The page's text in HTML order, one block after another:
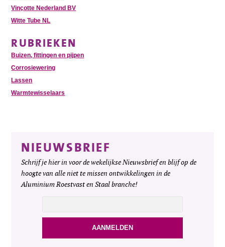
Vinçotte Nederland BV
Witte Tube NL
RUBRIEKEN
Buizen, fittingen en pijpen
Corrosiewering
Lassen
Warmtewisselaars
NIEUWSBRIEF
Schrijf je hier in voor de wekelijkse Nieuwsbrief en blijf op de
hoogte van alle niet te missen ontwikkelingen in de
Aluminium Roestvast en Staal branche!